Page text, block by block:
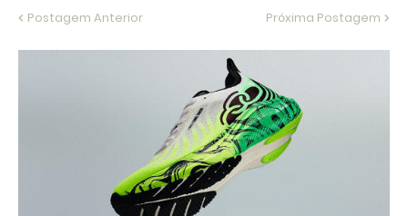
Postagem Anterior Próxima Postagem